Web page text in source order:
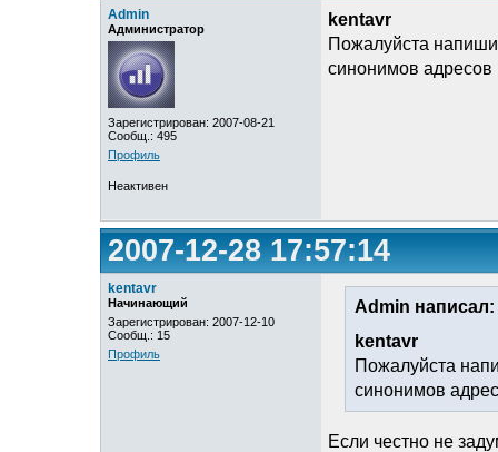
Admin
Администратор
Зарегистрирован: 2007-08-21
Сообщ.: 495
Профиль
kentavr
Пожалуйста
синонимов
Неактивен
2007-12-28 17:57:14
kentavr
Начинающий
Зарегистрирован: 2007-12-10
Сообщ.: 15
Профиль
Admin написал:
kentavr
Пожалуйста
синонимов
Если честно не